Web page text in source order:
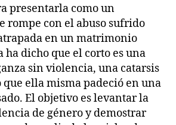
presentarla como un
rompe con el abuso sufrido
en un matrimonio
ha dicho que el corto es una
sin violencia, una catarsis
ella misma padeció en una
El objetivo es levantar la
de género y demostrar